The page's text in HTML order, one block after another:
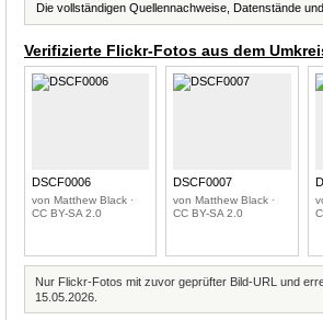
Die vollständigen Quellennachweise, Datenstände
Verifizierte Flickr-Fotos aus dem
DSCF0006
von Matthew Black ·
CC BY-SA 2.0
DSCF0007
von Matthew Black ·
CC BY-SA 2.0
Nur Flickr-Fotos mit zuvor geprüfter Bild-URL und
15.05.2026.